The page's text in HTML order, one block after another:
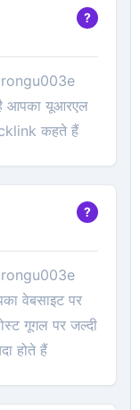
आपका यूआरएल
कहते हैं
वेबसाइट पर
गूगल पर जल्दी
होते हैं